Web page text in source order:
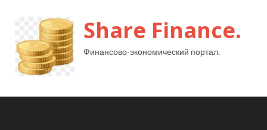
Share Finance.
Финансово-экономический портал.